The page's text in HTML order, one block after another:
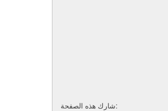
شارك هذه الصفحة: